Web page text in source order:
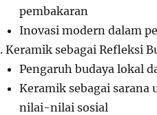
pembakaran
Inovasi modern dalam
Keramik sebagai Refleksi
Pengaruh budaya lokal
Keramik sebagai
nilai-nilai sosial